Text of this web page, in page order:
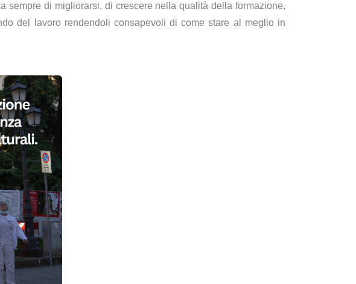
sempre di migliorarsi, di crescere nella qualità della formazione,
del lavoro rendendoli consapevoli di come stare al meglio in